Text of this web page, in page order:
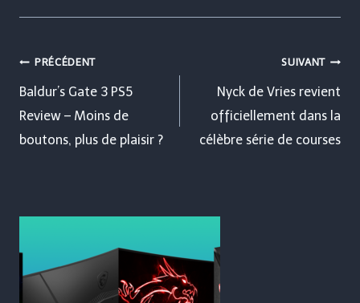
Navigation
de
l’article
PRÉCÉDENT
Baldur’s Gate 3 PS5
Review – Moins de
boutons, plus de plaisir ?
SUIVANT
Nyck de Vries revient
officiellement dans la
célèbre série de courses